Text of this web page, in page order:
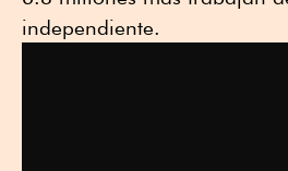
independiente.